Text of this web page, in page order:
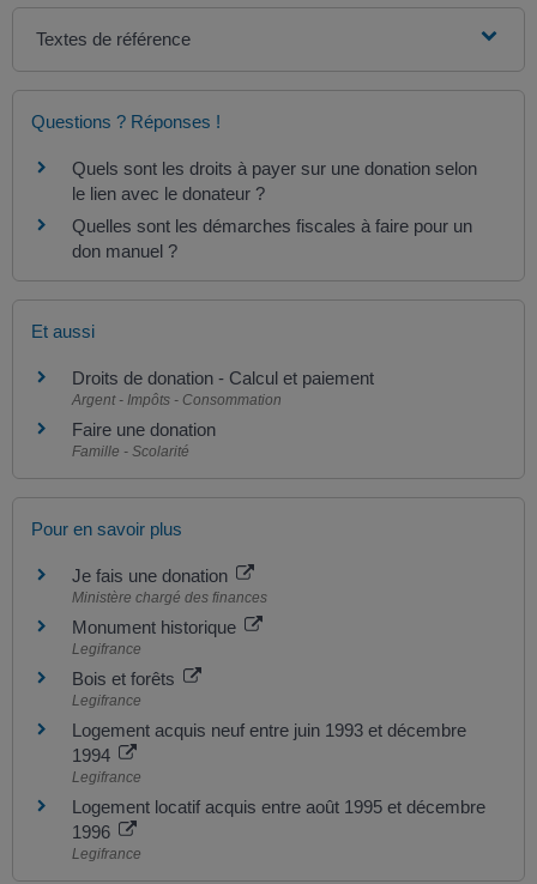
Textes de référence
Questions ? Réponses !
Quels sont les droits à payer sur une donation selon
le lien avec le donateur ?
Quelles sont les démarches fiscales à faire pour un
don manuel ?
Et aussi
Droits de donation - Calcul et paiement
Argent - Impôts - Consommation
Faire une donation
Famille - Scolarité
Pour en savoir plus
Je fais une donation
Ministère chargé des finances
Monument historique
Legifrance
Bois et forêts
Legifrance
Logement acquis neuf entre juin 1993 et décembre
1994
Legifrance
Logement locatif acquis entre août 1995 et décembre
1996
Legifrance